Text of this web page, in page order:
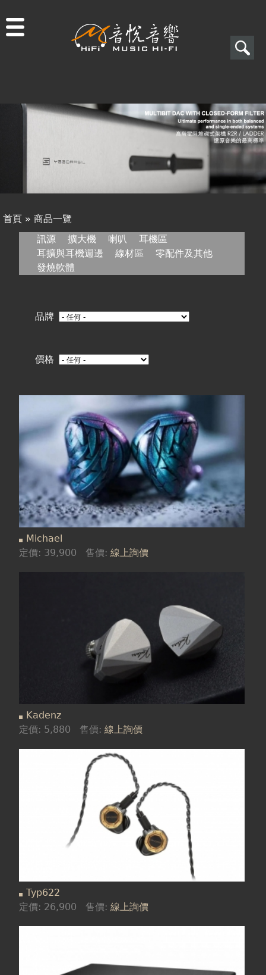
搜
表
單
搜
尋
二手專區
視聽專欄
購物須知
視聽室預約
首頁 » 商品一覽
訊源
擴大機 喇叭
耳機區
耳擴與耳機週邊
線材區
零配件及其他
發燒軟體
品牌
價格
Michael
定價: 39,900 售價:線上詢價
Kadenz
定價: 5,880 售價:線上詢價
Typ622
定價: 26,900 售價:線上詢價
頁
面